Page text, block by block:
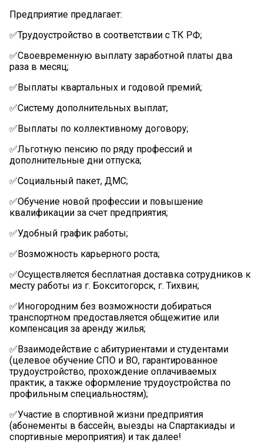
Предприятие предлагает:
✅Трудоустройство в соответствии с ТК РФ;
✅Своевременную выплату заработной платы два
раза в месяц;
✅Выплаты квартальных и годовой премий;
✅Систему дополнительных выплат;
✅Выплаты по коллективному договору;
✅Льготную пенсию по ряду профессий и
дополнительные дни отпуска;
✅Социальный пакет, ДМС;
✅Обучение новой профессии и повышение
квалификации за счет предприятия;
✅Удобный график работы;
✅Возможность карьерного роста;
✅Осуществляется бесплатная доставка сотрудников к
месту работы из г. Бокситогорск, г. Тихвин;
✅Иногородним без возможности добираться
транспортном предоставляется общежитие или
компенсация за аренду жилья;
✅Взаимодействие с абитуриентами и студентами
(целевое обучение СПО и ВО, гарантированное
трудоустройство, прохождение оплачиваемых
практик, а также оформление трудоустройства по
профильным специальностям);
✅Участие в спортивной жизни предприятия
(абонементы в бассейн, выезды на Спартакиады и
спортивные мероприятия) и так далее!